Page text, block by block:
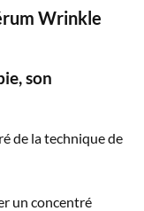
Wrinkle
son
de la technique de
un concentré